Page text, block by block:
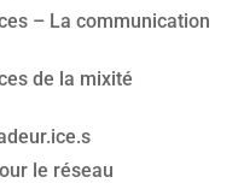
– La communication
de la mixité
le réseau